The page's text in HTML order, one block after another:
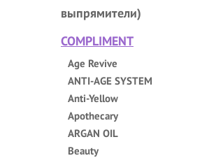
выпрямители)
COMPLIMENT
Age Revive
ANTI-AGE SYSTEM
Anti-Yellow
Apothecary
ARGAN OIL
Beauty